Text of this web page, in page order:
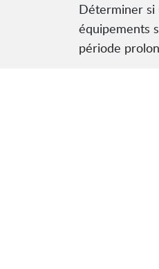
Déterminer si
équipements
période